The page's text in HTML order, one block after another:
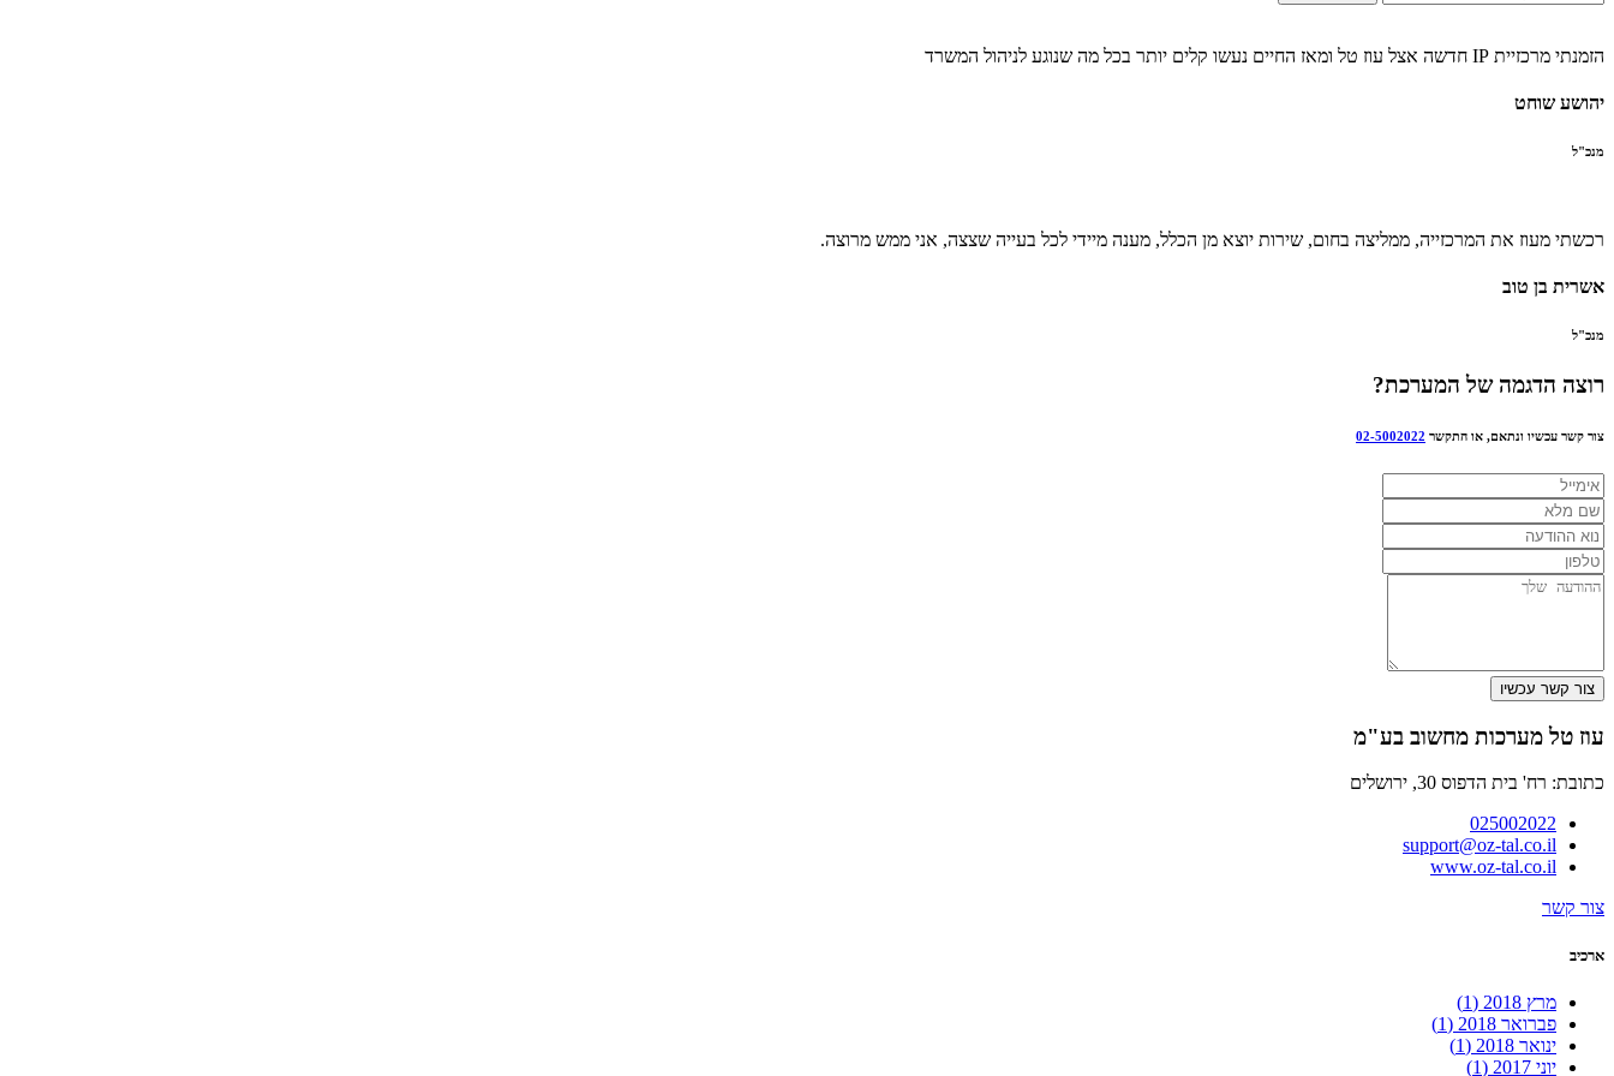
הזמנתי מרכזיית IP חדשה אצל עוז טל ומאז החיים נעשו קלים יותר בכל מה שנוגע לניהול המשרד
יהושע שוחט
מנכ"ל
רכשתי מעוז את המרכזייה, ממליצה בחום, שירות יוצא מן הכלל, מענה מיידי לכל בעייה שצצה, אני ממש מרוצה.
אשרית בן טוב
מנכ"ל
רוצה הדגמהשל המערכת?
צור קשר עכשיו ונתאם, או התקשר 02-5002022
צור קשר עכשיו
עוז טל מערכות מחשוב בע"מ
כתובת: רח' בית הדפוס 30, ירושלים
025002022
support@oz-tal.co.il
www.oz-tal.co.il
צור קשר
ארכיב
מרץ 2018
(1)
פברואר 2018
(1)
ינואר 2018
(1)
יוני 2017
(1)